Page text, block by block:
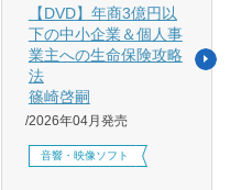
【DVD】年商3億円以
下の中小企業＆個人事
業主への生命保険攻略
法
篠崎啓嗣
2026年04月発売
音響・映像ソフト